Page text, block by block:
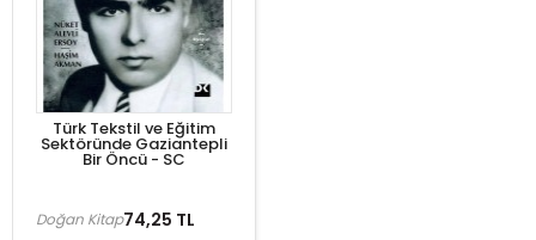
Türk Tekstil ve Eğitim
Sektöründe Gaziantepli
Bir Öncü - SC
74,25 TL
Doğan Kitap